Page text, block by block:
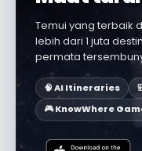
Temui yang terbaik
lebih dari 1 juta
permata
🧠 AI Itineraries
🎮 KnowWhere